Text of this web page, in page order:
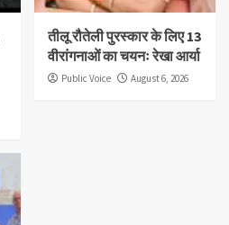
तीलू रौतेली पुरस्कार के लिए 13
वीरांगनाओं का चयनः रेखा आर्या
Public Voice August 6, 2026